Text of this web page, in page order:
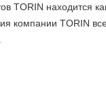
TORIN находится
компании TORIN